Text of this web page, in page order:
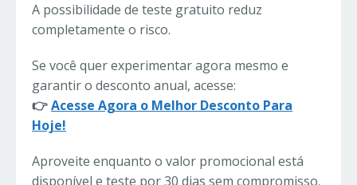
A possibilidade de teste gratuito reduz
completamente o risco.
Se você quer experimentar agora mesmo e
garantir o desconto anual, acesse:
👉Acesse Agora o Melhor Desconto Para
Hoje!
Aproveite enquanto o valor promocional está
disponível e teste por 30 dias sem compromisso.